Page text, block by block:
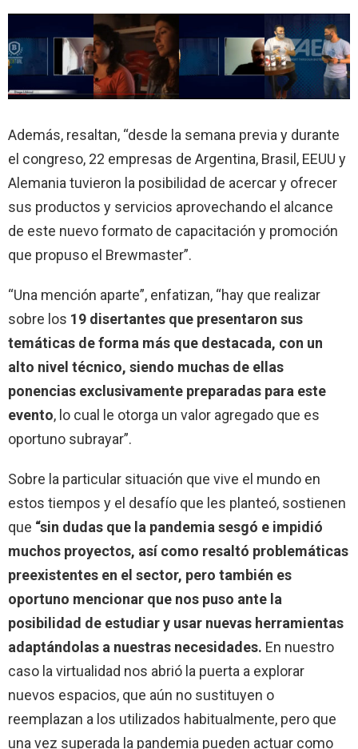
Además, resaltan, “desde la semana previa y durante
el congreso, 22 empresas de Argentina, Brasil, EEUU y
Alemania tuvieron la posibilidad de acercar y ofrecer
sus productos y servicios aprovechando el alcance
de este nuevo formato de capacitación y promoción
que propuso el Brewmaster”.
“Una mención aparte”, enfatizan, “hay que realizar
sobre los 19 disertantes que presentaron sus
temáticas de forma más que destacada, con un
alto nivel técnico, siendo muchas de ellas
ponencias exclusivamente preparadas para este
evento, lo cual le otorga un valor agregado que es
oportuno subrayar”.
Sobre la particular situación que vive el mundo en
estos tiempos y el desafío que les planteó, sostienen
que “sin dudas que la pandemia sesgó e impidió
muchos proyectos, así como resaltó problemáticas
preexistentes en el sector, pero también es
oportuno mencionar que nos puso ante la
posibilidad de estudiar y usar nuevas herramientas
adaptándolas a nuestras necesidades. En nuestro
caso la virtualidad nos abrió la puerta a explorar
nuevos espacios, que aún no sustituyen o
reemplazan a los utilizados habitualmente, pero que
una vez superada la pandemia pueden actuar como